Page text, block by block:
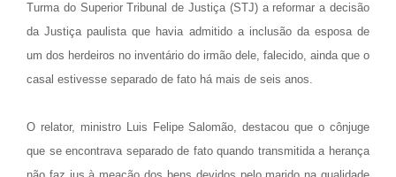
Turma do Superior Tribunal de Justiça (STJ) a reformar a decisão
da Justiça paulista que havia admitido a inclusão da esposa de
um dos herdeiros no inventário do irmão dele, falecido, ainda que o
casal estivesse separado de fato há mais de seis anos.
O relator, ministro Luis Felipe Salomão, destacou que o cônjuge
que se encontrava separado de fato quando transmitida a herança